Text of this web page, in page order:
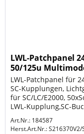
LWL-Patchpanel
50/125u
LWL-Patchpanel für
SC-Kupplungen,
für SC/LC/E2000,
LWL-Kupplung,SC-
Art.Nr.: 184587
Herst.Art.Nr.: